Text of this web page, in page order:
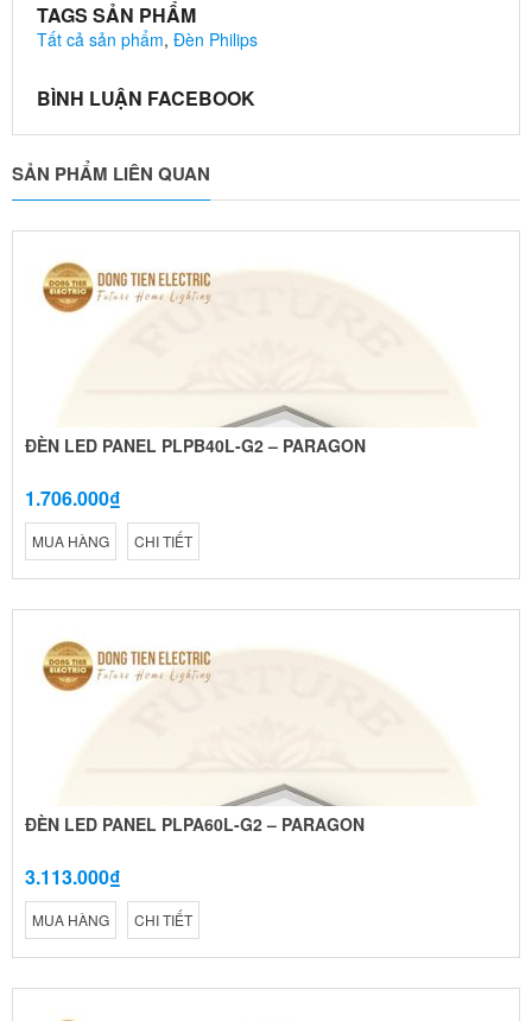
TAGS SẢN PHẨM
Tất cả sản phẩm, Đèn Philips
BÌNH LUẬN FACEBOOK
SẢN PHẨM LIÊN QUAN
ĐÈN LED PANEL PLPB40L-G2 – PARAGON
1.706.000₫
MUA HÀNG CHI TIẾT
ĐÈN LED PANEL PLPA60L-G2 – PARAGON
3.113.000₫
MUA HÀNG CHI TIẾT